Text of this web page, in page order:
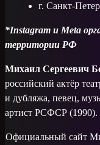
г. Санкт-
*Instagram и Meta
территории РФ
Михаил Сергеевич
российский актёр
и дубляжа, певец,
артист РСФСР (1990).
Официальный сайт